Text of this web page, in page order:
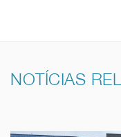
NOTÍCIAS